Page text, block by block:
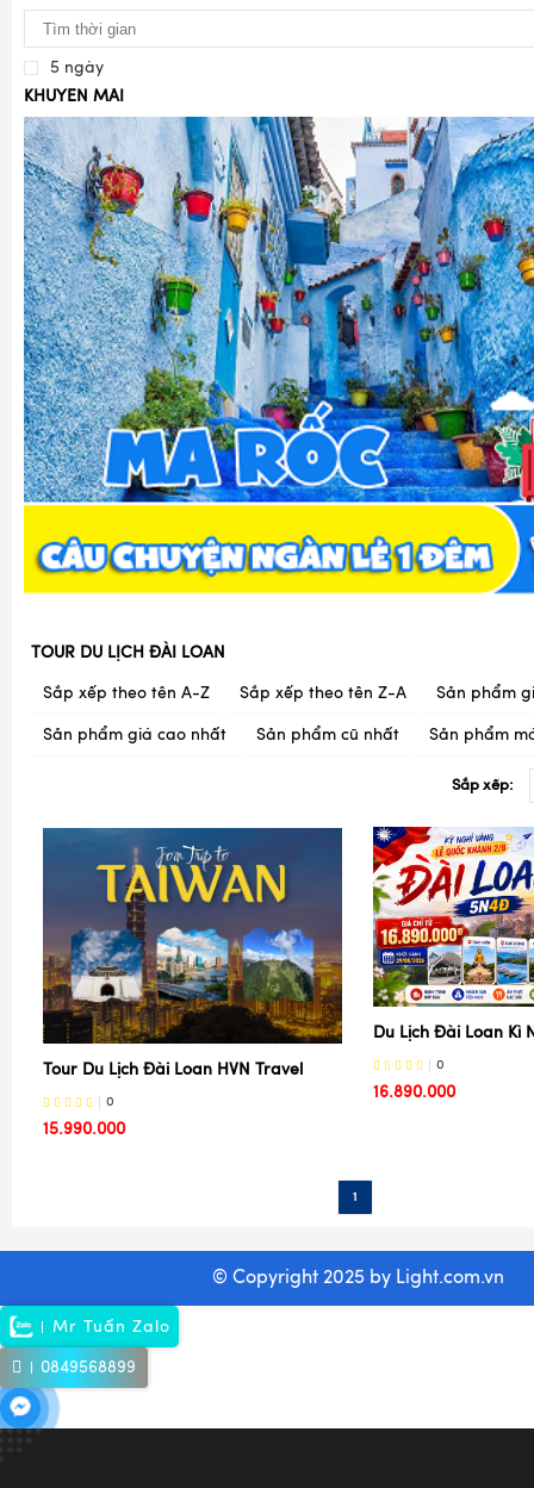
5 ngày
KHUYẾN MÃI
TOUR DU LỊCH ĐÀI LOAN
Sắp xếp theo tên A-Z Sắp xếp theo tên Z-A Sản phẩm
Sản phẩm giá cao nhất Sản phẩm cũ nhất Sản phẩm
Sắp xếp:
Tour Du Lịch Đài Loan HVN Travel
0
15.990.000
Du Lịch Đài Loan Kì
0
16.890.000
1
© Copyright 2025 by Light.com.vn
Mr Tuấn Zalo
0849568899